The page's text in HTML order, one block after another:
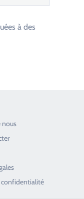
à des
nous
confidentialité